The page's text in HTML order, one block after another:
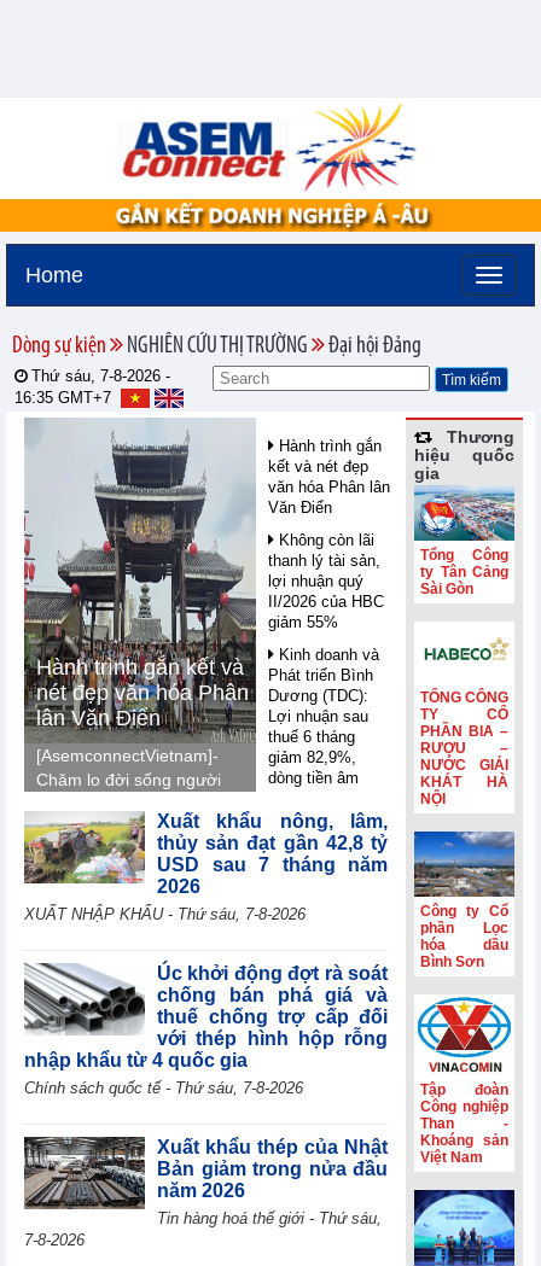
Home
Dòng sự kiện NGHIÊN CỨU THỊ TRƯỜNG Đại hội Đảng
Thứ sáu, 7-8-2026 -
16:35 GMT+7
Hành trình gắn kết và
nét đẹp văn hóa Phân
lân Văn Điển
[AsemconnectVietnam]-
Chăm lo đời sống người
Điển tổ chức tham quan,
nghỉ mát Trung Quốc
2026, gắn kết tập thể,
tái tạo năng lượng và
lan tỏa văn hóa doanh
nghiệp.
Hành trình gắn
kết và nét đẹp
văn hóa Phân lân
Văn Điển
Không còn lãi
thanh lý tài sản,
lợi nhuận quý
II/2026 của HBC
giảm 55%
Kinh doanh và
Phát triển Bình
Dương (TDC):
Lợi nhuận sau
thuế 6 tháng
giảm 82,9%,
dòng tiền âm
đồng
VIFTA mở thêm
dư địa cho hàng
Israel
(CTD) lãi 788 tỷ
đồng năm tài
chính 2026
Sản lượng sản
khu vực
mức cao nhất
trong gần 4 năm
rưỡi
quyết 10 tạo nền
Xuất khẩu nông, lâm,
thủy sản đạt gần 42,8 tỷ
USD sau 7 tháng năm
2026
XUẤT NHẬP KHẨU - Thứ sáu, 7-8-2026
Úc khởi động đợt rà soát
chống bán phá giá và
thuế chống trợ cấp đối
với thép hình hộp rỗng
nhập khẩu từ 4 quốc gia
Chính sách quốc tế - Thứ sáu, 7-8-2026
Xuất khẩu thép của Nhật
Bản giảm trong nửa đầu
năm 2026
Tin hàng hoá thế giới - Thứ sáu,
7-8-2026
Thương
hiệu quốc
gia
Tổng Công
ty Tân Cảng
Sài Gòn
TỔNG CÔNG
TY CỔ
PHẦN BIA –
RƯỢU –
NƯỚC GIẢI
KHÁT HÀ
NỘI
Công ty Cổ
phần Lọc
hóa dầu
Bình Sơn
Tập đoàn
Công nghiệp
Than -
Khoáng sản
Việt Nam